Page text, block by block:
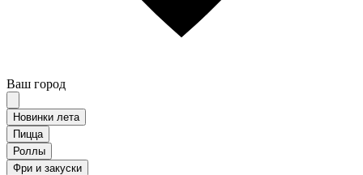
Ваш город
Новинки лета
Пицца
Роллы
Фри и закуски